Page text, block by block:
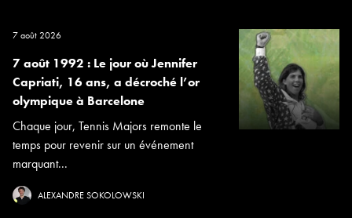
7 août 2026
7 août 1992 : Le jour où Jennifer
Capriati, 16 ans, a décroché l’or
olympique à Barcelone
Chaque jour, Tennis Majors remonte le
temps pour revenir sur un événement
marquant...
ALEXANDRE SOKOLOWSKI